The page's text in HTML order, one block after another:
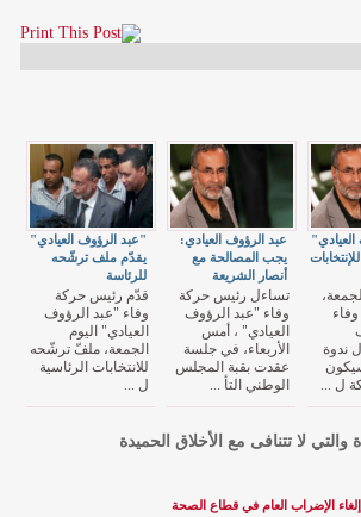
"عبد الرؤوف العيادي"
يقدّم ملف ترشّحه
للرئاسة
قدّم رئيس حركة
وفاء "عبد الرؤوف
العيادي" اليوم
الجمعة، ملفّ ترشّحه
للانتخابات الرئاسية
ل ...
عبد الرؤوف العيادي:
يجب المصالحة مع
أنصار الشريعة
تساءل رئيس حركة
وفاء "عبد الرؤوف
العيادي" ، أمس
الأربعاء، في جلسة
عقدت بقبة المجلس
الوطني التأ ...
ندوة
ل ...
والتي لا تتنافى مع الأخلاق الحميدة
إلغاء الإضراب العام في قطاع الصحة